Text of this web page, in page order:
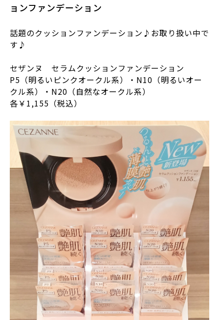
ョンファンデーション
話題のクッションファンデーション♪お取り扱い中で
す♪
セザンヌ セラムクッションファンデーション
P5（明るいピンクオークル系）・N10（明るいオー
クル系）・N20（自然なオークル系）
各￥1,155（税込）